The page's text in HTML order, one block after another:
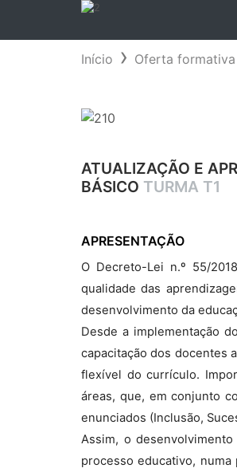
Início Oferta formativa
ATUALIZAÇÃO E
BÁSICO TURMA T1
APRESENTAÇÃO
O Decreto-Lei n.º 55/
qualidade das
desenvolvimento da
Desde a implementação
capacitação dos docentes
flexível do currículo.
áreas, que, em conjunto
enunciados (Inclusão,
Assim, o
processo educativo,